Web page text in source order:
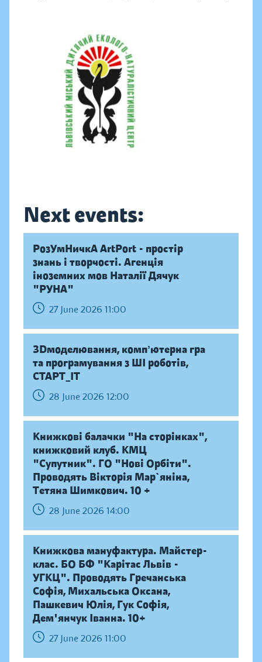
Next events:
РозУмНичкА ArtPort - простір
знань і творчості. Агенція
іноземних мов Наталії Дячук
"РУНА"
27 June 2026 11:00
ЗDмоделювання, компʼютерна гра
та програмування з ШІ роботів,
СТАРТ_ІТ
28 June 2026 12:00
Книжкові балачки "На сторінках",
книжковий клуб. КМЦ
"Супутник". ГО "Нові Орбіти".
Проводять Вікторія Мар`яніна,
Тетяна Шимкович. 10 +
28 June 2026 14:00
Книжкова мануфактура. Майстер-
клас. БО БФ "Карітас Львів -
УГКЦ". Проводять Гречанська
Софія, Михальська Оксана,
Пашкевич Юлія, Гук Софія,
Дем'янчук Іванна. 10+
27 June 2026 11:00